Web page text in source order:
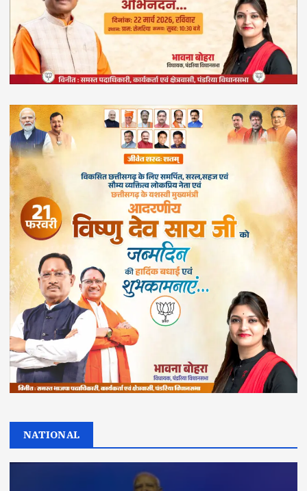
NATIONAL